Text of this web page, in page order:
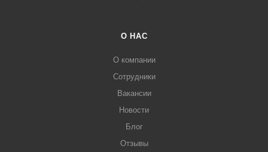
О НАС
О компании
Сотрудники
Вакансии
Новости
Блог
Отзывы